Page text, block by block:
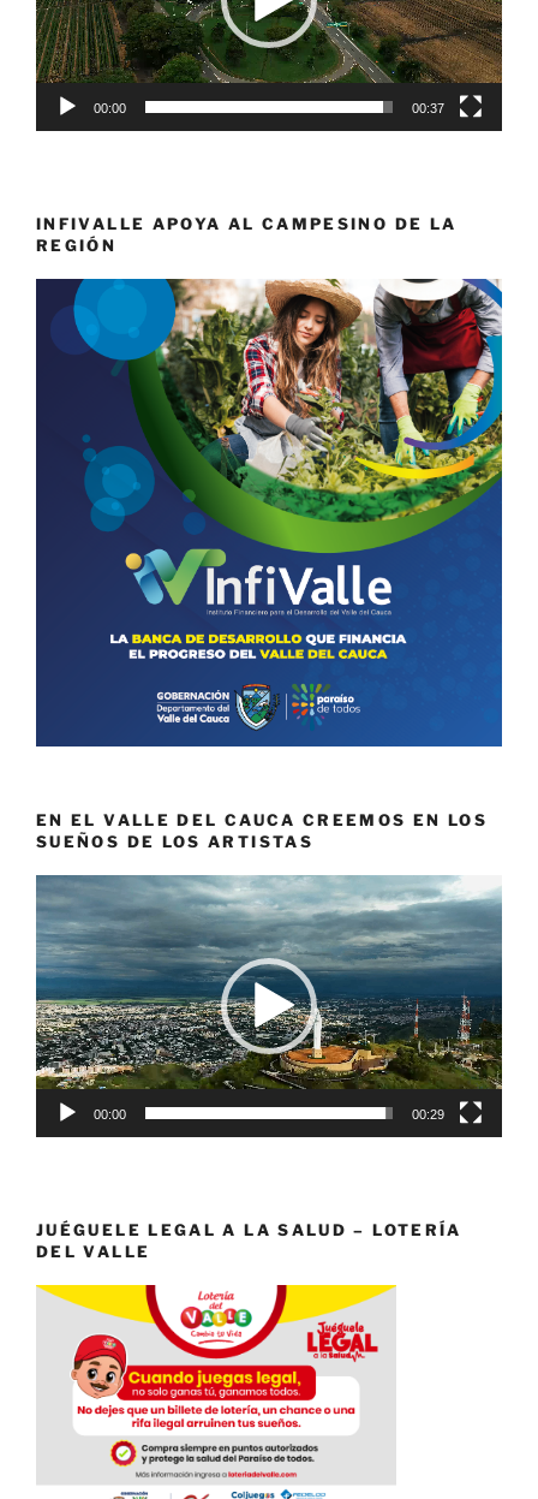
00:00 00:37
INFIVALLE APOYA AL CAMPESINO DE LA
REGIÓN
EN EL VALLE DEL CAUCA CREEMOS EN LOS
SUEÑOS DE LOS ARTISTAS
Reproductor
de
vídeo
00:00 00:29
JUÉGUELE LEGAL A LA SALUD – LOTERÍA
DEL VALLE